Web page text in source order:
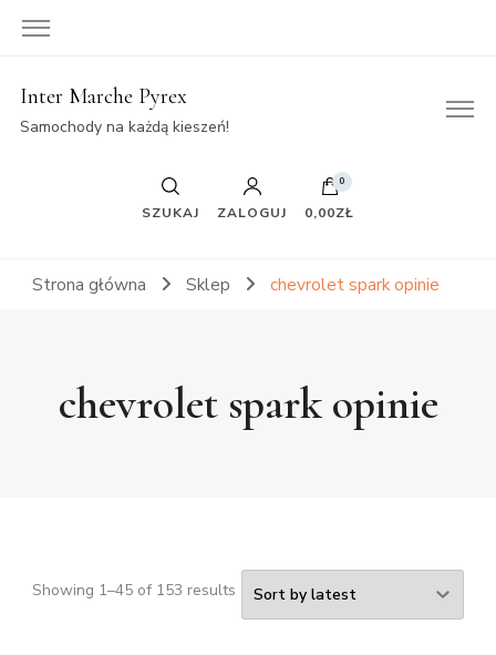
Inter Marche Pyrex
Samochody na każdą kieszeń!
SZUKAJ ZALOGUJ
0
0,00ZŁ
Strona główna Sklep chevrolet spark opinie
chevrolet spark opinie
Showing 1–45 of 153 results